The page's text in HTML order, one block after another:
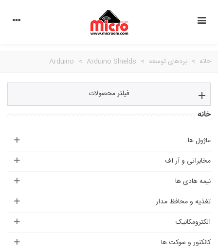
خانه > بردهای توسعه >
Arduino > Arduino Shields
فیلتر محصولات
خانه
ماژول ها
مخابراتی و آر اف
نیمه هادی ها
تغذیه و محافظ مدار
الکترومکانیک
کانکتور و سوکت ها